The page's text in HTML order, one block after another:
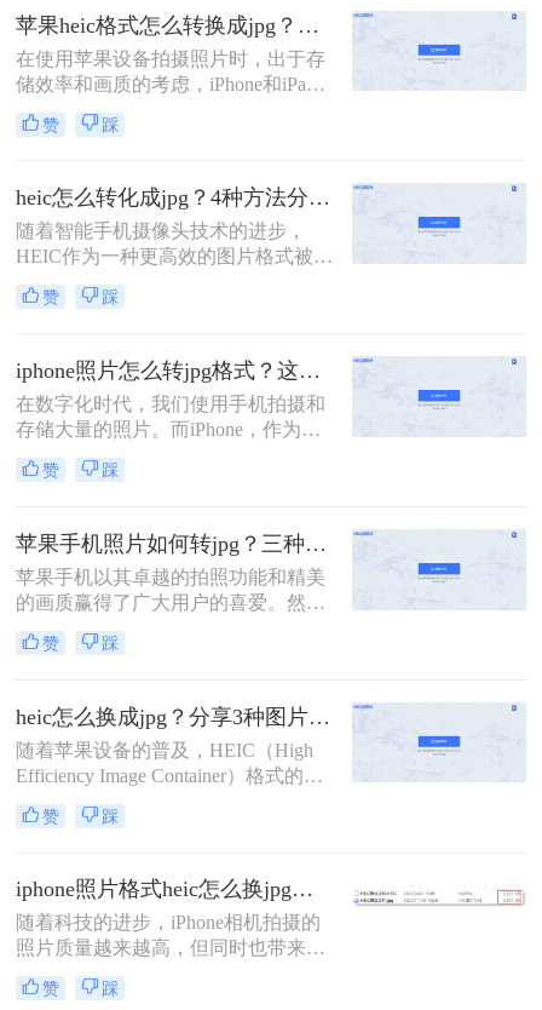
设备或软件无法直接打开或编辑该格
式的图片。因此，将HEIC格式转换为
更为通用的JPG格式成为了一个常见
的需求。那么苹果图片heic格式怎么
转化成jpg呢？本文将详细介绍几种将
苹果HEIC格式转换为JPG格式的方
苹果heic格式怎么转换成jpg？教你5招轻松搞定！
在使用苹果设备拍摄照片时，出于存
储效率和画质的考虑，iPhone和iPad
默认采用HEIC（High Efficiency Image
Format）格式保存照片。然而，这种
支持，特别是在Windows PC和其他非
苹果设备上，经常需要将HEIC格式的
照片转换为更通用的JPG格式。那么
苹果heic格式怎么转换成jpg呢？本文
将向您介绍几种将HEIC转换为JPG的
有效方法。
赞 踩
heic怎么转化成jpg？4种方法分享给你！
​随着智能手机摄像头技术的进步，
HEIC作为一种更高效的图片格式被广
泛采用。但JPG格式的兼容性更广，
因此在某些情况下需要将HEIC图片转
呢？本文提供了四种转换方法，每种
方法都配有简短的介绍，帮助您快速
掌握转换技巧。
赞 踩
iphone照片怎么转jpg格式？这两种方法可以迅速转换！
在数字化时代，我们使用手机拍摄和
存储大量的照片。而iPhone，作为一
款备受欢迎的手机品牌，更是拥有出
色的摄影功能。然而，有时候我们可
他格式，比如JPG。本文将为您介绍
iphone照片怎么转jpg格式，以便更好
地管理和共享您的珍贵照片。
赞 踩
苹果手机照片如何转jpg？三种方法轻松解决heic图片转换！
苹果手机以其卓越的拍照功能和精美
的画质赢得了广大用户的喜爱。然
而，由于苹果设备默认的照片格式是
HEIC（High Efficiency Image
平台上可能不如JPG（JPEG）格式普
及和兼容。因此，很多用户需要将苹
果手机上的照片转换为JPG格式以满
足不同的需求。那么苹果手机照片如
何转jpg呢？本文将介绍几种简单的方
法，帮助你轻松实现苹果手机照片到
赞 踩
heic怎么换成jpg？分享3种图片格式转换方法！
随着苹果设备的普及，HEIC（High
Efficiency Image Container）格式的图
片逐渐进入了我们的视野。然而，由
于这种格式的特殊性和兼容性问题，
打开或编辑HEIC格式的图片。因此，
将HEIC转换成JPG格式成为了一个常
见的需求。那么heic怎么换成jpg呢？
本文将为您介绍三种实用的方法，帮
助您轻松完成HEIC到JPG的转换。
赞 踩
iphone照片格式heic怎么换jpg？教你4招，快速转换！
随着科技的进步，iPhone相机拍摄的
照片质量越来越高，但同时也带来了
一个问题，那就是照片格式的多样
性。iPhone默认使用HEIC格式来保存
赞 踩